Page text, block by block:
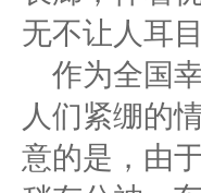
无不让人耳目
作为全国
人们紧绷的
意的是，由